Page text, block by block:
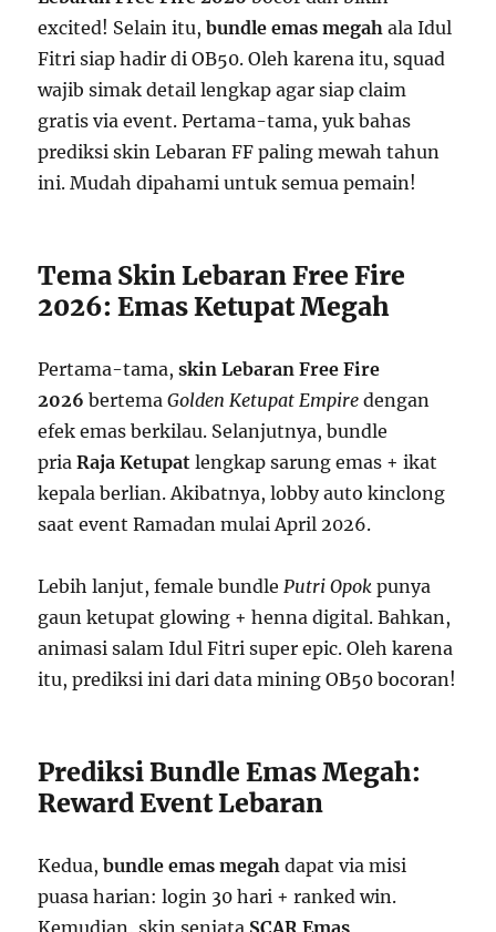
excited! Selain itu,bundle emas megah ala Idul
Fitri siap hadir di OB50. Oleh karena itu, squad
wajib simak detail lengkap agar siap claim
gratis via event. Pertama-tama, yuk bahas
prediksi skin Lebaran FF paling mewah tahun
ini. Mudah dipahami untuk semua pemain!
Tema Skin Lebaran Free Fire
2026: Emas Ketupat Megah
Pertama-tama,skin Lebaran Free Fire
2026 bertemaGolden Ketupat Empire dengan
efek emas berkilau. Selanjutnya, bundle
priaRaja Ketupat lengkap sarung emas + ikat
kepala berlian. Akibatnya, lobby auto kinclong
saat event Ramadan mulai April 2026.
Lebih lanjut, female bundlePutri Opok punya
gaun ketupat glowing + henna digital. Bahkan,
animasi salam Idul Fitri super epic. Oleh karena
itu, prediksi ini dari data mining OB50 bocoran!
Prediksi Bundle Emas Megah:
Reward Event Lebaran
Kedua,bundle emas megah dapat via misi
puasa harian: login 30 hari + ranked win.